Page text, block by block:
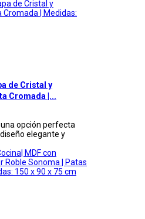
de Cristal y
Cromada |...
opción perfecta
elegante y